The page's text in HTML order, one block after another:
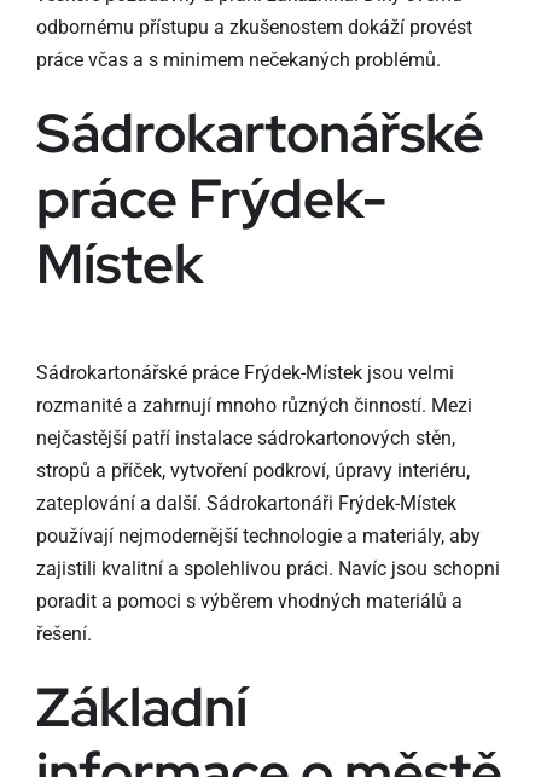
odbornému přístupu a zkušenostem dokáží provést
práce včas a s minimem nečekaných problémů.
Sádrokartonářské
práce Frýdek-
Místek
Sádrokartonářské práce Frýdek-Místek jsou velmi
rozmanité a zahrnují mnoho různých činností. Mezi
nejčastější patří instalace sádrokartonových stěn,
stropů a příček, vytvoření podkroví, úpravy interiéru,
zateplování a další. Sádrokartonáři Frýdek-Místek
používají nejmodernější technologie a materiály, aby
zajistili kvalitní a spolehlivou práci. Navíc jsou schopni
poradit a pomoci s výběrem vhodných materiálů a
řešení.
Základní